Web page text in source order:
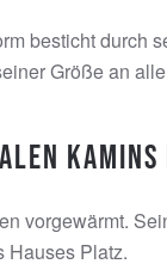
besticht durch
Größe an
Kamins
vorgewärmt.
Hauses Platz.